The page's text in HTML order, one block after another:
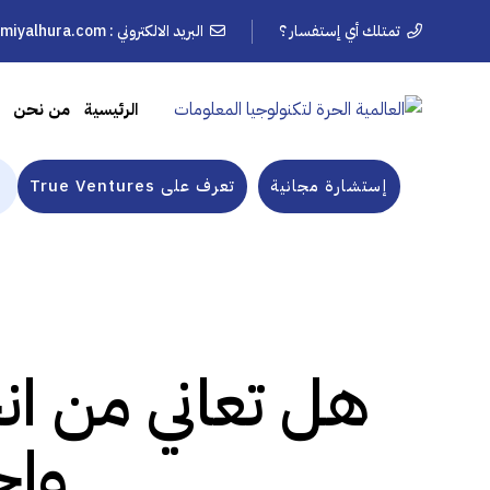
تمتلك أي إستفسار ؟ البريد الالكتروني :
الرئيسية من نحن
إستشارة مجانية تعرف على True Ventures
هل تعاني من